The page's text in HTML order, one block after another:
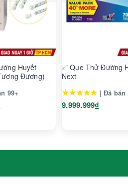
Huyết
Đương)
99+
✅ Que Thử Đường
Next
★★★★★ | Đã bán
9.999.999₫